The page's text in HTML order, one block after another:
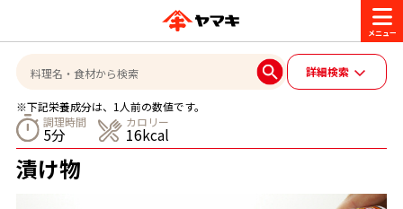
商品情報
ブランド一覧
レシピ
かつお節・だしを楽しむ
詳細検索
※下記栄養成分は、1人前の数値です。
調理時間
5分
カロリー
16kcal
漬け物